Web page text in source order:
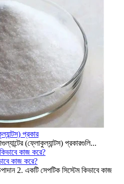
প্রকার
(ফ্লোকুল্যান্টস) প্রকারগুলি...
কাজ করে?
2. একটি সেপটিক সিস্টেম কিভাবে কাজ